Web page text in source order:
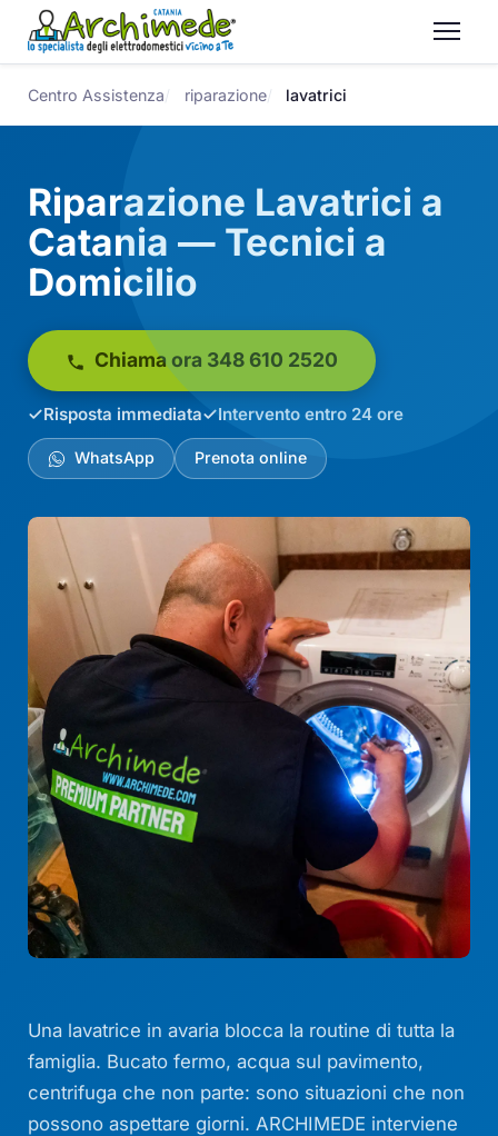
Centro Assistenza riparazione lavatrici
Riparazione Lavatrici a
Catania — Tecnici a
Domicilio
Chiama ora 348 610 2520
Risposta immediata Intervento entro 24 ore
WhatsApp Prenota online
Una lavatrice in avaria blocca la routine di tutta la
famiglia. Bucato fermo, acqua sul pavimento,
centrifuga che non parte: sono situazioni che non
possono aspettare giorni. ARCHIMEDE interviene